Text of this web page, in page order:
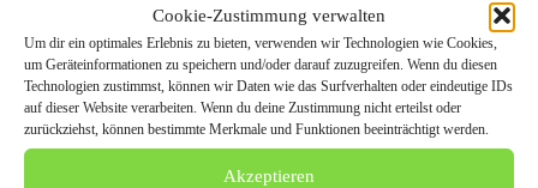
Cookie-Zustimmung verwalten
Um dir ein optimales Erlebnis zu bieten, verwenden wir Technologien wie Cookies,
um Geräteinformationen zu speichern und/oder darauf zuzugreifen. Wenn du diesen
Technologien zustimmst, können wir Daten wie das Surfverhalten oder eindeutige IDs
auf dieser Website verarbeiten. Wenn du deine Zustimmung nicht erteilst oder
zurückziehst, können bestimmte Merkmale und Funktionen beeinträchtigt werden.
Akzeptieren
Angesichts der komplexen Marktentwicklung suchen
viele Eigentümer verstärkt nach regionalen
Ansprechpartnern und unabhängigen Informationen.
Hausankauf-Experten, Immobilienprofis und Marktkenner